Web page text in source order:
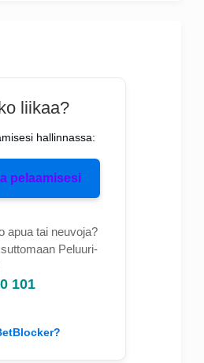
liikaa?
hallinnassa:
pelaamisesi
apua tai neuvoja?
Peluuri-
101